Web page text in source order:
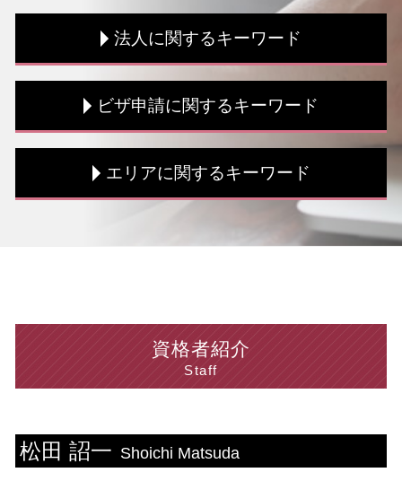
顧問税理士 メリット
個人事業主 事業計画書
税務書類 手続き
個人事業主 法人 税金
資金調達 コンサル
税務書類 書き方
新創業融資制度 審査
相続税 期限
青色申告 白色申告 違い
法人に関するキーワード
税務書類 保存期間
法人税 支払時期
課税所得 控除
決算書 作成
税務調査 修正申告
法人税 手続き
法人税 交際費
税務書類 書き方
ビザ申請に関するキーワード
就労 ビザ 条件
就労 ビザ 期間
資格外活動許可 とは
資格外活動許可 申請
就労 ビザ 申請
ビザ申請 手続き
エリアに関するキーワード
海外税務 千葉県 税理士
ビザ申請 新宿区 相談
海外税務 東京都 税理士
海外税務 神奈川県 相談
法人 千葉県 税理士
資格者紹介
Staff
松田 詔一 Shoichi Matsuda